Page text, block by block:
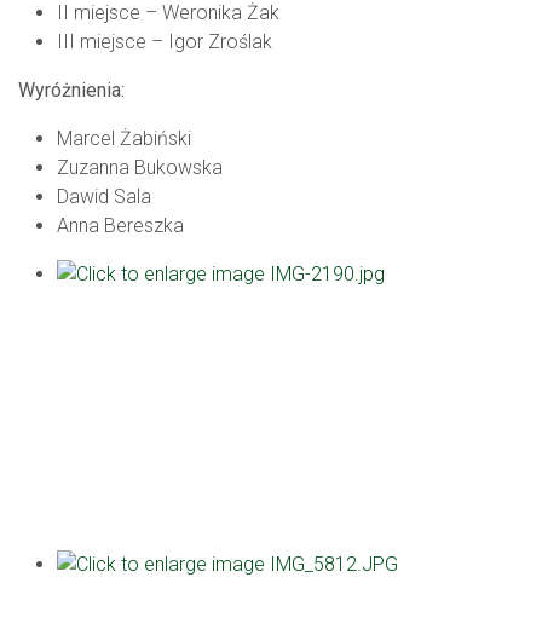
II miejsce – Weronika Żak
III miejsce – Igor Zroślak
Wyróżnienia:
Marcel Żabiński
Zuzanna Bukowska
Dawid Sala
Anna Bereszka